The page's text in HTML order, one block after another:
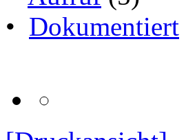
• Dokumentiert